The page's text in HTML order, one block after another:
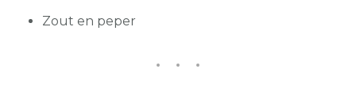
Zout en peper